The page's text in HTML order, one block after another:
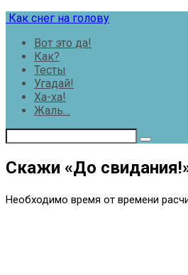
Перейти
контенту
Как снег на голову
Вот это да!
Как?
Тесты
Угадай!
Ха-ха!
Жаль…
Скажи «До
Необходимо время от времени